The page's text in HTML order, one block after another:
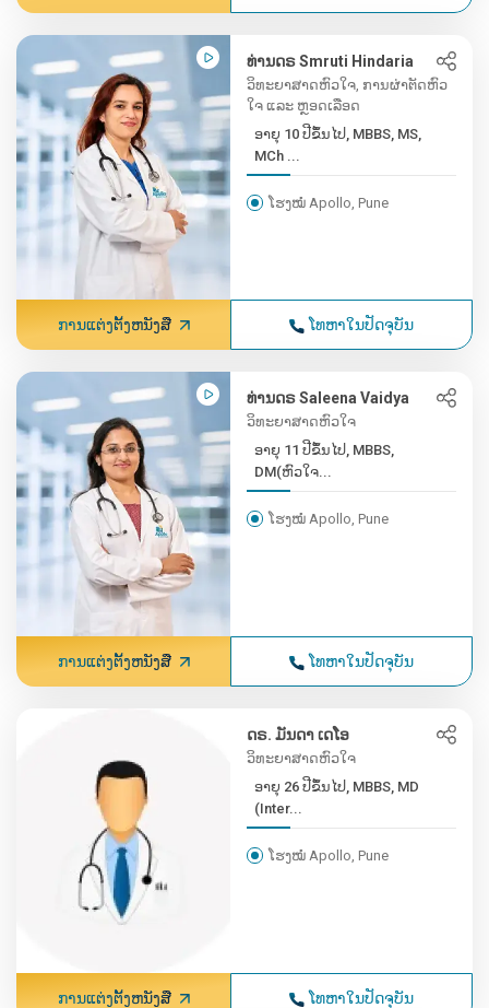
ທ່ານດຣ Smruti Hindaria
ວິທະຍາສາດຫົວໃຈ, ການຜ່າຕັດຫົວ
ໃຈ ແລະ ຫຼອດເລືອດ
ອາຍຸ 10 ປີຂຶ້ນໄປ, MBBS, MS,
MCh ...
ໂຮງໝໍ Apollo, Pune
ການແຕ່ງຕັ້ງຫນັງສື ໂທຫາໃນປັດຈຸບັນ
ທ່ານດຣ Saleena Vaidya
ວິທະຍາສາດຫົວໃຈ
ອາຍຸ 11 ປີຂຶ້ນໄປ, MBBS,
DM(ຫົວໃຈ...
ໂຮງໝໍ Apollo, Pune
ການແຕ່ງຕັ້ງຫນັງສື ໂທຫາໃນປັດຈຸບັນ
ດຣ. ມັນດາ ເດໂອ
ວິທະຍາສາດຫົວໃຈ
ອາຍຸ 26 ປີຂຶ້ນໄປ, MBBS, MD
(Inter...
ໂຮງໝໍ Apollo, Pune
ການແຕ່ງຕັ້ງຫນັງສື ໂທຫາໃນປັດຈຸບັນ